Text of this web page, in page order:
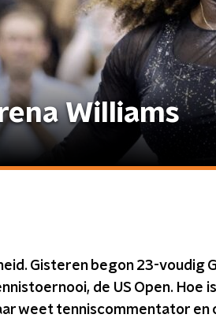
Williams
Gisteren begon 23-voudig
de US Open. Hoe
weet tenniscommentator